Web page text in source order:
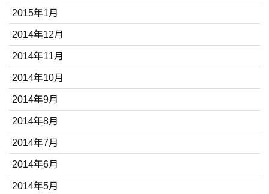
2015年1月
2014年12月
2014年11月
2014年10月
2014年9月
2014年8月
2014年7月
2014年6月
2014年5月